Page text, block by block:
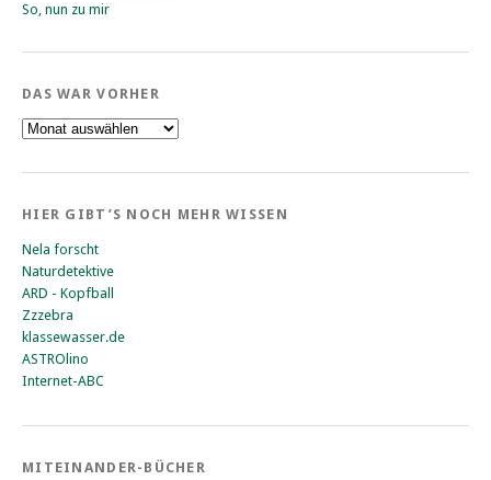
So, nun zu mir
DAS WAR VORHER
Das
war
HIER GIBT’S NOCH MEHR WISSEN
Nela forscht
Naturdetektive
ARD - Kopfball
Zzzebra
klassewasser.de
ASTROlino
Internet-ABC
MITEINANDER-BÜCHER